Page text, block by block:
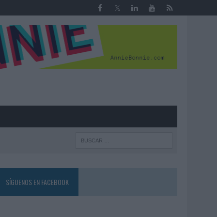
SÍGUENOS EN FACEBOOK